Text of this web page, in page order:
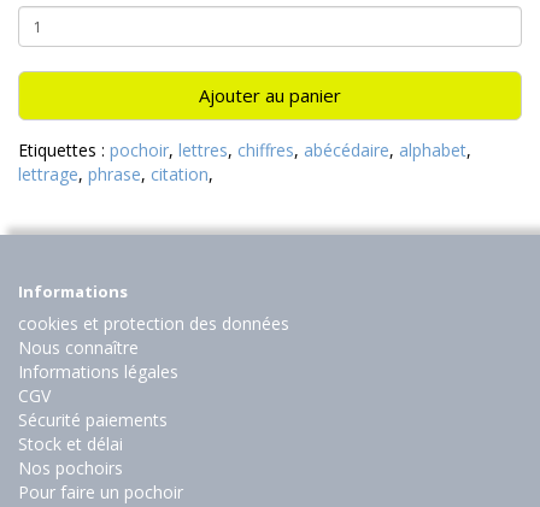
Ajouter au panier
Etiquettes : pochoir, lettres, chiffres, abécédaire, alphabet,
lettrage, phrase, citation,
Informations
cookies et protection des données
Nous connaître
Informations légales
CGV
Sécurité paiements
Stock et délai
Nos pochoirs
Pour faire un pochoir